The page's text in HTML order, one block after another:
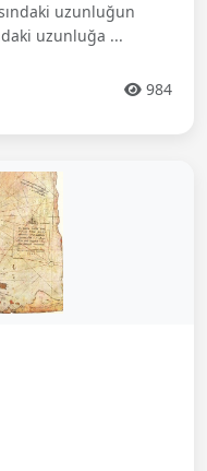
uzunluğun
uzunluğa ...
984